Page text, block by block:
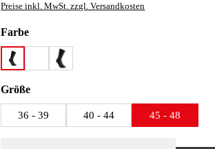
Preise inkl. MwSt. zzgl. Versandkosten
Farbeauswählen
black forest green
grey
Größeauswählen
36 - 39 40 - 44 45 - 48